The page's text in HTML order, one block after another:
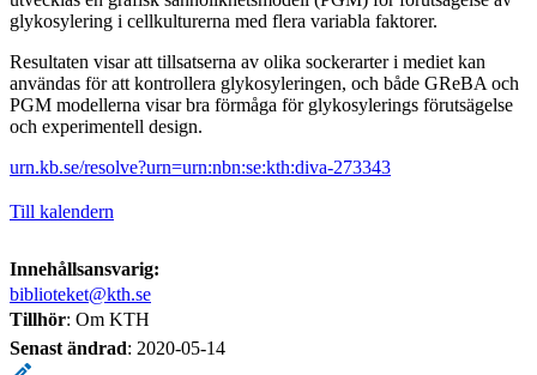
glykosylering i cellkulturerna med flera variabla faktorer.
Resultaten visar att tillsatserna av olika sockerarter i mediet kan
användas för att kontrollera glykosyleringen, och både GReBA och
PGM modellerna visar bra förmåga för glykosylerings förutsägelse
och experimentell design.
urn.kb.se/resolve?urn=urn:nbn:se:kth:diva-273343
Till kalendern
Innehållsansvarig:
biblioteket@kth.se
Tillhör: Om KTH
Senast ändrad: 2020-05-14